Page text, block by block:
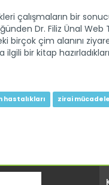
çalışmaların bir
Dr. Filiz Ünal Web
birçok çim alanını
ilgili bir kitap
hastalıkları zirai mücadele